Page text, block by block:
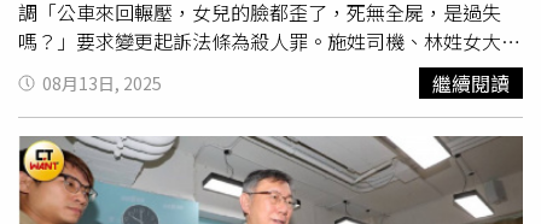
調「公車來回輾壓，女兒的臉都歪了，死無全屍，是過失
嗎？」要求變更起訴法條為殺人罪。施姓司機、林姓女大生
母親與弟弟均出席
，均由律師代言，施姓司機當庭坦
承檢方所有調查指控犯行及過失致死罪，強調對死者家屬感
到非常抱歉，且有誠意和家屬和解，希望家屬能給他一個機
會。林母辯護律師指出，林女被撞捲入車底，司機下車查看
後，只看到林女的手在輪胎後方，無法確認林女身體與頭部
位置，竟又2度打檔開車前進，最後再打倒檔倒車1次，導致
08月13日, 2025 繼續閱讀